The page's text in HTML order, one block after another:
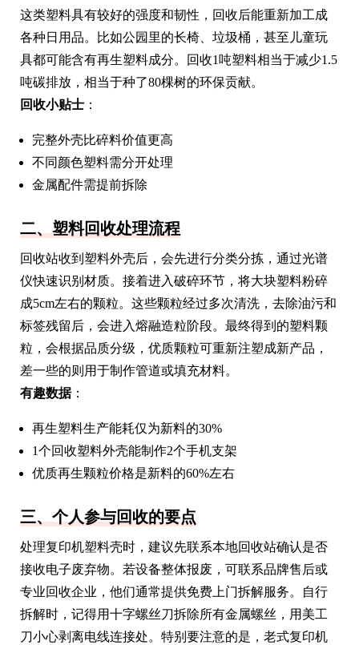
这类塑料具有较好的强度和韧性，回收后能重新加工成
各种日用品。比如公园里的长椅、垃圾桶，甚至儿童玩
具都可能含有再生塑料成分。回收1吨塑料相当于减少1.5
吨碳排放，相当于种了80棵树的环保贡献。
回收小贴士 ：
完整外壳比碎料价值更高
不同颜色塑料需分开处理
金属配件需提前拆除
二、塑料回收处理流程
回收站收到塑料外壳后，会先进行分类分拣，通过光谱
仪快速识别材质。接着进入破碎环节，将大块塑料粉碎
成5cm左右的颗粒。这些颗粒经过多次清洗，去除油污和
标签残留后，会进入熔融造粒阶段。最终得到的塑料颗
粒，会根据品质分级，优质颗粒可重新注塑成新产品，
差一些的则用于制作管道或填充材料。
有趣数据：
再生塑料生产能耗仅为新料的30%
1个回收塑料外壳能制作2个手机支架
优质再生颗粒价格是新料的60%左右
三、个人参与回收的要点
处理复印机塑料壳时，建议先联系本地回收站确认是否
接收电子废弃物。若设备整体报废，可联系品牌售后或
专业回收企业，他们通常提供免费上门拆解服务。自行
拆解时，记得用十字螺丝刀拆除所有金属螺丝，用美工
刀小心剥离电线连接处。特别要注意的是，老式复印机